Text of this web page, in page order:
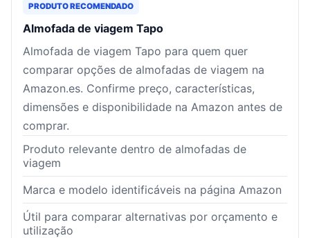
PRODUTO RECOMENDADO
Almofada de viagem Tapo
Almofada de viagem Tapo para quem quer
comparar opções de almofadas de viagem na
Amazon.es. Confirme preço, características,
dimensões e disponibilidade na Amazon antes de
comprar.
Produto relevante dentro de almofadas de
viagem
Marca e modelo identificáveis na página Amazon
Útil para comparar alternativas por orçamento e
utilização